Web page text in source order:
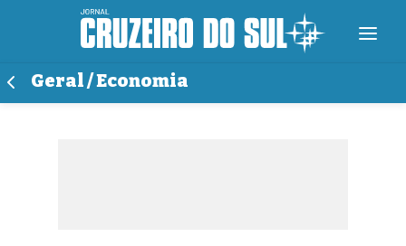
Geral / Economia